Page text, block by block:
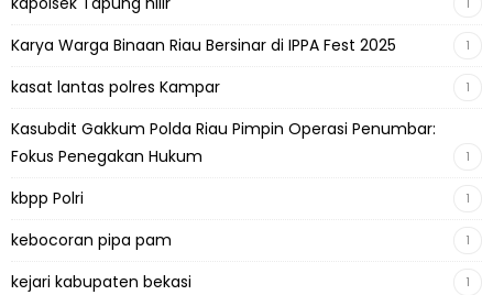
1
Karya Warga Binaan Riau Bersinar di IPPA Fest 2025 1
kasat lantas polres Kampar 1
Kasubdit Gakkum Polda Riau Pimpin Operasi Penumbar:
Fokus Penegakan Hukum
1
kbpp Polri 1
kebocoran pipa pam 1
kejari kabupaten bekasi 1